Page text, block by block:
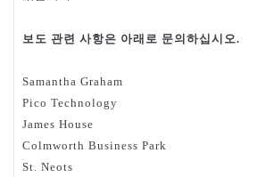
보도 관련 사항은 아래로 문의하십시오.
Samantha Graham
Pico Technology
James House
Colmworth Business Park
St. Neots